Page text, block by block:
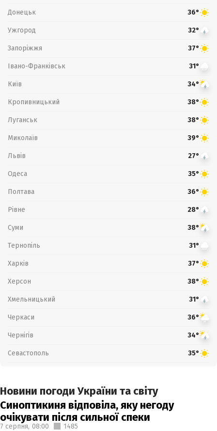
Донецьк 36°
Ужгород 32°
Запоріжжя 37°
Івано-Франківськ 31°
Київ 34°
Кропивницький 38°
Луганськ 38°
Миколаїв 39°
Львів 27°
Одеса 35°
Полтава 36°
Рівне 28°
Суми 38°
Тернопіль 31°
Харків 37°
Херсон 38°
Хмельницький 31°
Черкаси 36°
Чернігів 34°
Севастополь 35°
Новини погоди України та світу
Синоптикиня відповіла, яку негоду
очікувати після сильної спеки
7 серпня, 08:00 1485